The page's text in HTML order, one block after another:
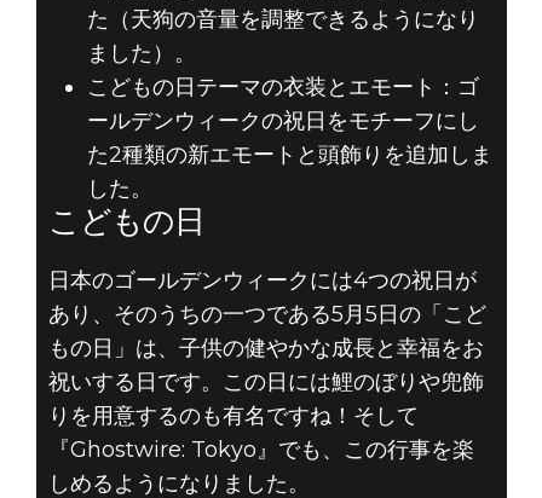
た（天狗の音量を調整できるようになり
ました）。
こどもの日テーマの衣装とエモート：ゴ
ールデンウィークの祝日をモチーフにし
た2種類の新エモートと頭飾りを追加しま
した。
こどもの日
日本のゴールデンウィークには4つの祝日が
あり、そのうちの一つである5月5日の「こど
もの日」は、子供の健やかな成長と幸福をお
祝いする日です。この日には鯉のぼりや兜飾
りを用意するのも有名ですね！そして
『Ghostwire: Tokyo』でも、この行事を楽
しめるようになりました。